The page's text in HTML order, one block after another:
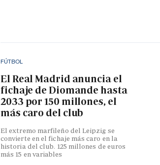
FÚTBOL
El Real Madrid anuncia el
fichaje de Diomande hasta
2033 por 150 millones, el
más caro del club
El extremo marfileño del Leipzig se
convierte en el fichaje más caro en la
historia del club. 125 millones de euros
más 15 en variables